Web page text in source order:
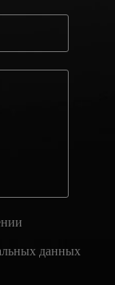
данных